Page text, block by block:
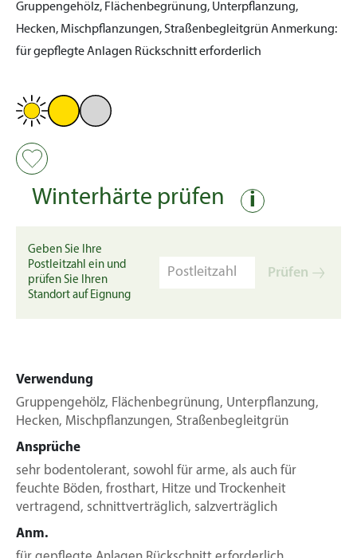
Gruppengehölz, Flächenbegrünung, Unterpflanzung,
Hecken, Mischpflanzungen, Straßenbegleitgrün Anmerkung:
für gepflegte Anlagen Rückschnitt erforderlich
Winterhärte prüfen i
Geben Sie Ihre
Postleitzahl ein und
prüfen Sie Ihren
Standort auf Eignung
Prüfen
Verwendung
Gruppengehölz, Flächenbegrünung, Unterpflanzung,
Hecken, Mischpflanzungen, Straßenbegleitgrün
Ansprüche
sehr bodentolerant, sowohl für arme, als auch für
feuchte Böden, frosthart, Hitze und Trockenheit
vertragend, schnittverträglich, salzverträglich
Anm.